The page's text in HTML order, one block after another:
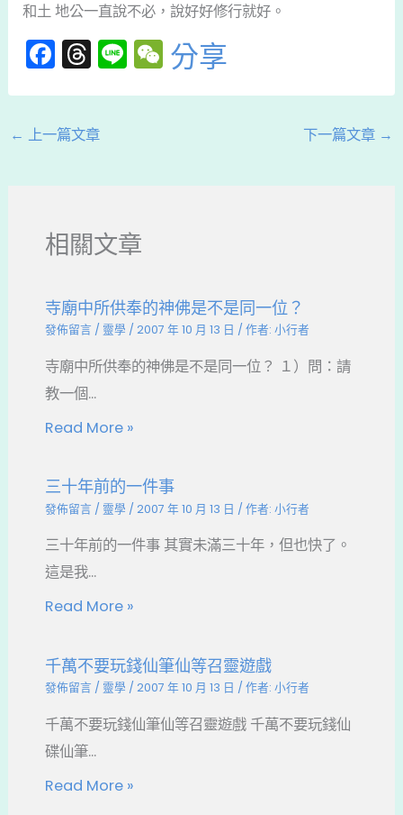
和土 地公一直說不必，說好好修行就好。
F
a
e
o
k
T
hr
a
Li
n
W
e
分享
← 上一篇文章 下一篇文章 →
相關文章
寺廟中所供奉的神佛是不是同一位？
發佈留言 / 靈學 / 2007 年 10 月 13 日 / 作者: 小行者
寺廟中所供奉的神佛是不是同一位？ １）問：請
教一個...
Read More »
三十年前的一件事
發佈留言 / 靈學 / 2007 年 10 月 13 日 / 作者: 小行者
三十年前的一件事 其實未滿三十年，但也快了。
這是我...
Read More »
千萬不要玩錢仙筆仙等召靈遊戲
發佈留言 / 靈學 / 2007 年 10 月 13 日 / 作者: 小行者
千萬不要玩錢仙筆仙等召靈遊戲 千萬不要玩錢仙
碟仙筆...
Read More »